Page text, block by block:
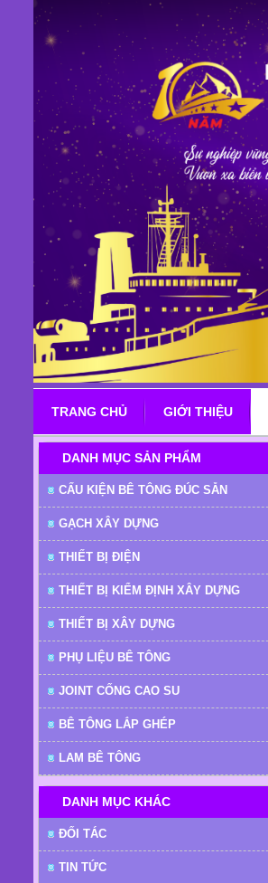
TRANG CHỦ GIỚI THIỆU
DANH MỤC SẢN PHẨM
CẤU KIỆN BÊ TÔNG ĐÚC SẴN
GẠCH XÂY DỰNG
THIẾT BỊ ĐIỆN
THIẾT BỊ KIỂM ĐỊNH XÂY DỰNG
THIẾT BỊ XÂY DỰNG
PHỤ LIỆU BÊ TÔNG
JOINT CỐNG CAO SU
BÊ TÔNG LẮP GHÉP
LAM BÊ TÔNG
DANH MỤC KHÁC
ĐỐI TÁC
TIN TỨC